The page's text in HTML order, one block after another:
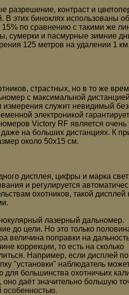
разрешение, контраст и
В этих биноклях использованы
по сравнению с такими же
сумерки и пасмурные зимние
125 метров на удалении 1
страстных, но в то же
с максимальной
измерения служит невидимый
электроникой гарантирует
Victory RF является очень
на больших дистанциях. К
около 50х15 см.
дисплея, цифры и марка
и регулируется
охотников, такой дисплей
лазерный дальномер.
до цели. Но это только
величина поправки на
коррекции, то есть на сколько
Например, если дисплей
"установки" наблюдатель
большинства охотничьих
даёт значительно большую
особенностью.